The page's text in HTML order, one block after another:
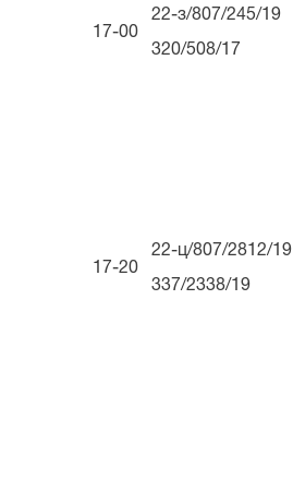
17-00
22-з/807/245/19
320/508/17
17-20
22-ц/807/2812/19
337/2338/19